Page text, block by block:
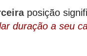
posição
duração a seu